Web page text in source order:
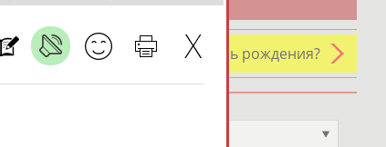
У кого сегодня день рождения?